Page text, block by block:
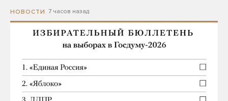
НОВОСТИ 7 часов назад